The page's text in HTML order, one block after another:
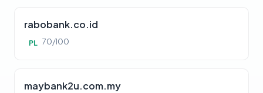
rabobank.co.id
PL 70/100
maybank2u.com.my